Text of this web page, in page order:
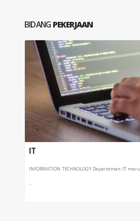
BIDANG PEKERJAAN
IT
INFORMATION TECHNOLOGY Departemen IT
...